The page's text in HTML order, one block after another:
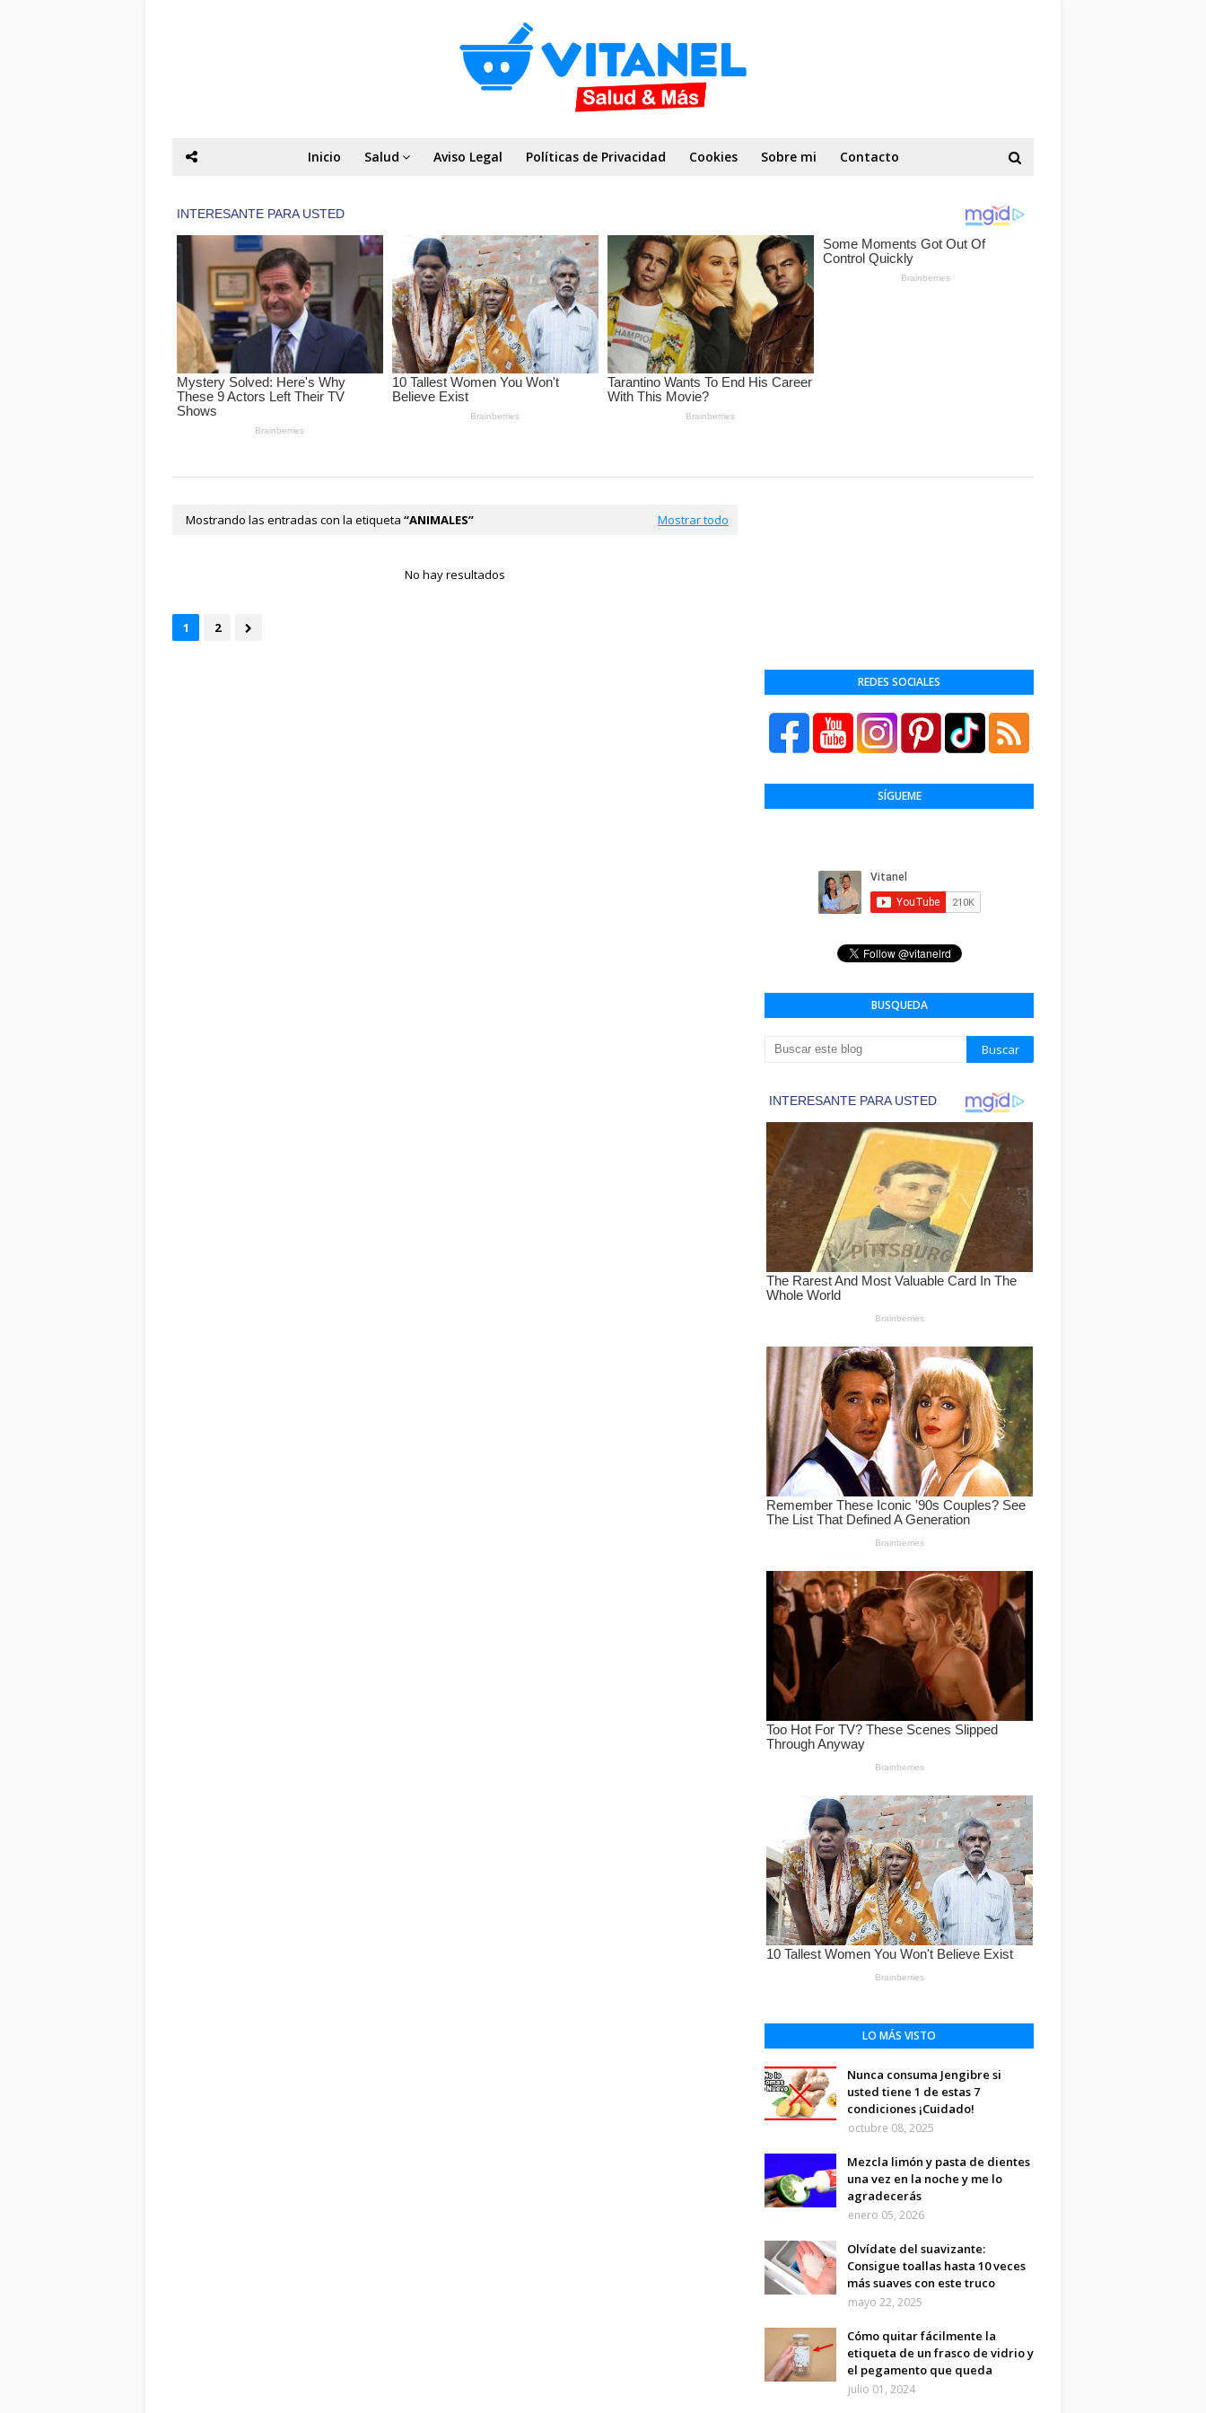
Inicio Salud Aviso Legal Políticas de Privacidad Cookies Sobre mi Contacto
Mostrando las entradas con la etiqueta ANIMALES Mostrar todo
No hay resultados
1 2
REDES SOCIALES
SÍGUEME
BUSQUEDA
LO MÁS VISTO
Nunca consuma Jengibre si
usted tiene 1 de estas 7
condiciones ¡Cuidado!
octubre 08, 2025
Mezcla limón y pasta de dientes
una vez en la noche y me lo
agradecerás
enero 05, 2026
Olvídate del suavizante:
Consigue toallas hasta 10 veces
más suaves con este truco
mayo 22, 2025
Cómo quitar fácilmente la
etiqueta de un frasco de vidrio y
el pegamento que queda
julio 01, 2024